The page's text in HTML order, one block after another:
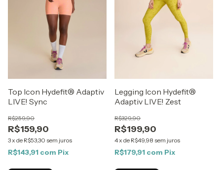
Top Icon Hydefit® Adaptiv
LIVE! Sync
R$159,90
R$259,90
3x de R$53,30 sem juros
R$143,91 com Pix
Legging Icon Hydefit®
Adaptiv LIVE! Zest
R$199,90
R$329,90
4x de R$49,98 sem juros
R$179,91 com Pix